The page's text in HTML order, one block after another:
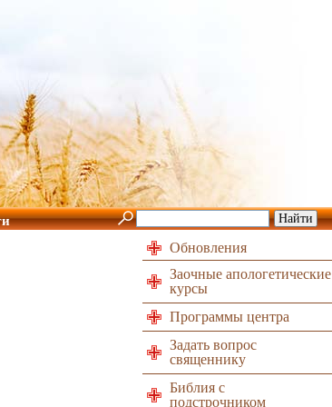
Обновления
Заочные апологетические
курсы
Программы центра
Задать вопрос
священнику
Библия с
подстрочником